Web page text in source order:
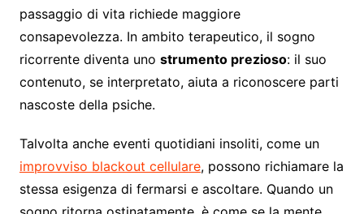
passaggio di vita richiede maggiore
consapevolezza. In ambito terapeutico, il sogno
ricorrente diventa uno strumento prezioso: il suo
contenuto, se interpretato, aiuta a riconoscere parti
nascoste della psiche.
Talvolta anche eventi quotidiani insoliti, come un
improvviso blackout cellulare, possono richiamare la
stessa esigenza di fermarsi e ascoltare. Quando un